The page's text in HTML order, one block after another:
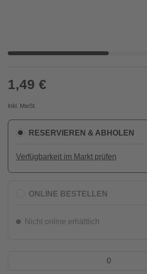
1,49 €
Inkl. MwSt.
RESERVIEREN & ABHOLEN
Verfügbarkeit im Markt prüfen
ONLINE BESTELLEN
Nicht online erhältlich